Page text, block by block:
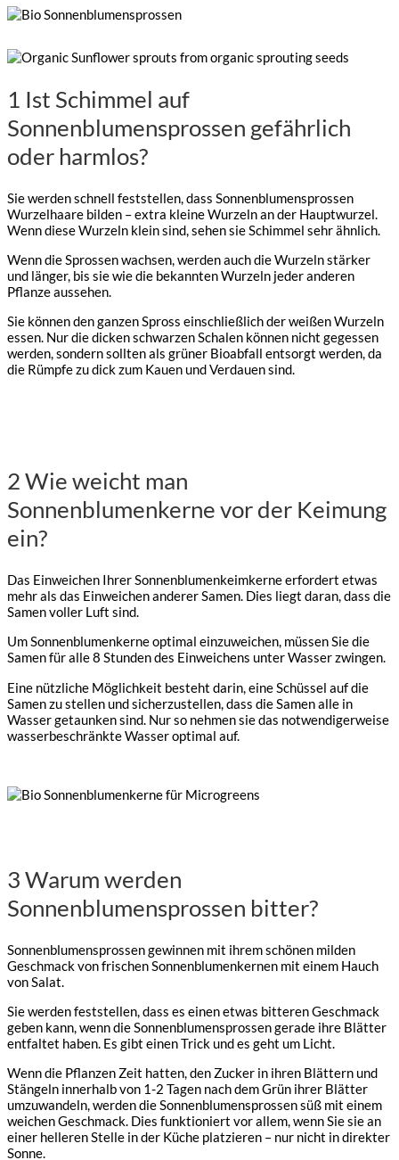
1 Ist Schimmel auf
Sonnenblumensprossen gefährlich
oder harmlos?
Sie werden schnell feststellen, dass Sonnenblumensprossen
Wurzelhaare bilden – extra kleine Wurzeln an der Hauptwurzel.
Wenn diese Wurzeln klein sind, sehen sie Schimmel sehr ähnlich.
Wenn die Sprossen wachsen, werden auch die Wurzeln stärker
und länger, bis sie wie die bekannten Wurzeln jeder anderen
Pflanze aussehen.
Sie können den ganzen Spross einschließlich der weißen Wurzeln
essen. Nur die dicken schwarzen Schalen können nicht gegessen
werden, sondern sollten als grüner Bioabfall entsorgt werden, da
die Rümpfe zu dick zum Kauen und Verdauen sind.
2 Wie weicht man
Sonnenblumenkerne vor der Keimung
ein?
Das Einweichen Ihrer Sonnenblumenkeimkerne erfordert etwas
mehr als das Einweichen anderer Samen. Dies liegt daran, dass die
Samen voller Luft sind.
Um Sonnenblumenkerne optimal einzuweichen, müssen Sie die
Samen für alle 8 Stunden des Einweichens unter Wasser zwingen.
Eine nützliche Möglichkeit besteht darin, eine Schüssel auf die
Samen zu stellen und sicherzustellen, dass die Samen alle in
Wasser getaunken sind. Nur so nehmen sie das notwendigerweise
wasserbeschränkte Wasser optimal auf.
3 Warum werden
Sonnenblumensprossen bitter?
Sonnenblumensprossen gewinnen mit ihrem schönen milden
Geschmack von frischen Sonnenblumenkernen mit einem Hauch
von Salat.
Sie werden feststellen, dass es einen etwas bitteren Geschmack
geben kann, wenn die Sonnenblumensprossen gerade ihre Blätter
entfaltet haben. Es gibt einen Trick und es geht um Licht.
Wenn die Pflanzen Zeit hatten, den Zucker in ihren Blättern und
Stängeln innerhalb von 1-2 Tagen nach dem Grün ihrer Blätter
umzuwandeln, werden die Sonnenblumensprossen süß mit einem
weichen Geschmack. Dies funktioniert vor allem, wenn Sie sie an
einer helleren Stelle in der Küche platzieren – nur nicht in direkter
Sonne.